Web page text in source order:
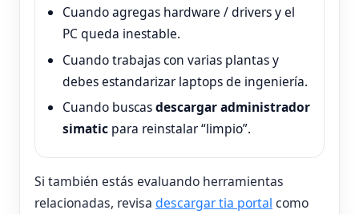
Cuando agregas hardware / drivers y el
PC queda inestable.
Cuando trabajas con varias plantas y
debes estandarizar laptops de ingeniería.
Cuando buscasdescargar administrador
simaticpara reinstalar “limpio”.
Si también estás evaluando herramientas
relacionadas, revisa descargar tia portal como